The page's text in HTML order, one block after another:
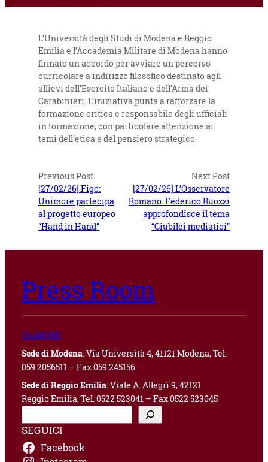
L’Università degli Studi di Modena e Reggio
Emilia e l’Accademia Militare di Modena hanno
firmato un accordo per avviare un percorso
curricolare a indirizzo filosofico destinato agli
allievi dell’Esercito Italiano e dell’Arma dei
Carabinieri. L’iniziativa punta a rafforzare la
formazione critica e responsabile degli ufficiali
in formazione, con particolare attenzione ai
temi dell’etica e del pensiero strategico.
Previous Post
[27/02/26] Figc:
Unimore partecipa
al progetto europeo
“Hand in Hand”
Next Post
[27/02/26] L’Osservatore
Romano: Federico Ruozzi
approfondisce il tema
“Giubilei mediatici”
Press Room
UniMORE
Sede di Modena: Via Università 4, 41121 Modena, Tel.
059 2056511 – Fax 059 245156
Sede di Reggio Emilia: Viale A. Allegri 9, 42121
Reggio Emilia, Tel. 0522 523041 – Fax 0522 523045
e
r
c
SEGUICI
Facebook